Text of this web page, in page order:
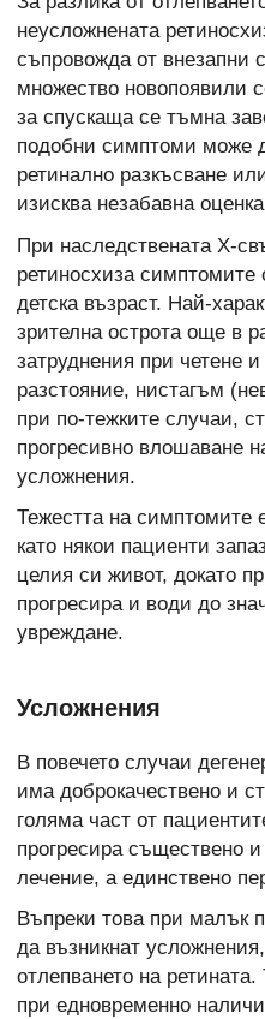
неусложнената
съпровожда от внезапни
множество новопоявили
за спускаща се тъмна
подобни симптоми може
ретинално разкъсване
изисква незабавна
При наследствената X-
ретиносхиза симптомите
детска възраст. Най-
зрителна острота още в
затруднения при четене
разстояние, нистагъм
при по-тежките случаи,
прогресивно влошаване
усложнения.
Тежестта на симптомите
като някои пациенти
целия си живот, докато
прогресира и води до
увреждане.
Усложнения
В повечето случаи
има доброкачествено и
голяма част от
прогресира съществено и
лечение, а единствено
Въпреки това при малък
да възникнат
отлепването на
при едновременно